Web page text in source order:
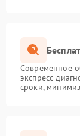
Современное
экспресс-
сроки,